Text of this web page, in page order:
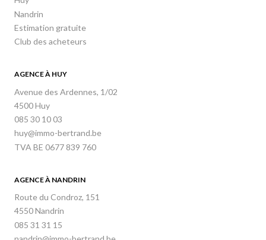
Nandrin
Estimation gratuite
Club des acheteurs
AGENCE À HUY
Avenue des Ardennes, 1/02
4500 Huy
085 30 10 03
huy@immo-bertrand.be
TVA BE 0677 839 760
AGENCE À NANDRIN
Route du Condroz, 151
4550 Nandrin
085 31 31 15